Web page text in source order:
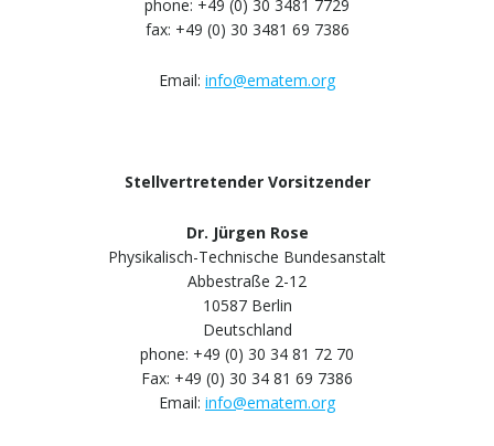
phone: +49 (0) 30 3481 7729
fax: +49 (0) 30 3481 69 7386
Email: info@ematem.org
Stellvertretender Vorsitzender
Dr. Jürgen Rose
Physikalisch-Technische Bundesanstalt
Abbestraße 2-12
10587 Berlin
Deutschland
phone: +49 (0) 30 34 81 72 70
Fax: +49 (0) 30 34 81 69 7386
Email: info@ematem.org